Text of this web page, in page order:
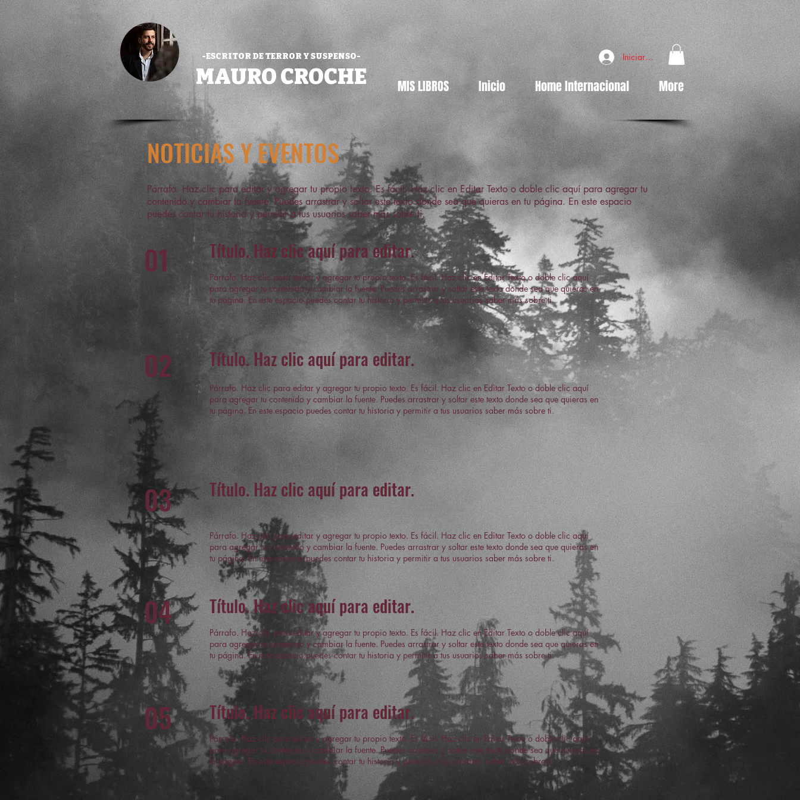
-ESCRITOR DE TERROR Y SUSPENSO-
MAURO CROCHE MIS LIBROS Inicio Home Internacional More
Iniciar sesión
NOTICIAS Y EVENTOS
Párrafo. Haz clic para editar y agregar tu propio texto. Es fácil. Haz clic en Editar Texto o doble clic aquí para agregar tu
contenido y cambiar la fuente. Puedes arrastrar y soltar este texto donde sea que quieras en tu página. En este espacio
puedes contar tu historia y permitir a tus usuarios saber más sobre ti.
01 Título. Haz clic aquí para editar.
Párrafo. Haz clic para editar y agregar tu propio texto. Es fácil. Haz clic en Editar Texto o doble clic aquí
para agregar tu contenido y cambiar la fuente. Puedes arrastrar y soltar este texto donde sea que quieras en
tu página. En este espacio puedes contar tu historia y permitir a tus usuarios saber más sobre ti.
02 Título. Haz clic aquí para editar.
Párrafo. Haz clic para editar y agregar tu propio texto. Es fácil. Haz clic en Editar Texto o doble clic aquí
para agregar tu contenido y cambiar la fuente. Puedes arrastrar y soltar este texto donde sea que quieras en
tu página. En este espacio puedes contar tu historia y permitir a tus usuarios saber más sobre ti.
03 Título. Haz clic aquí para editar.
Párrafo. Haz clic para editar y agregar tu propio texto. Es fácil. Haz clic en Editar Texto o doble clic aquí
para agregar tu contenido y cambiar la fuente. Puedes arrastrar y soltar este texto donde sea que quieras en
tu página. En este espacio puedes contar tu historia y permitir a tus usuarios saber más sobre ti.
04 Título. Haz clic aquí para editar.
Párrafo. Haz clic para editar y agregar tu propio texto. Es fácil. Haz clic en Editar Texto o doble clic aquí
para agregar tu contenido y cambiar la fuente. Puedes arrastrar y soltar este texto donde sea que quieras en
tu página. En este espacio puedes contar tu historia y permitir a tus usuarios saber más sobre ti.
05 Título. Haz clic aquí para editar.
Párrafo. Haz clic para editar y agregar tu propio texto. Es fácil. Haz clic en Editar Texto o doble clic aquí
para agregar tu contenido y cambiar la fuente. Puedes arrastrar y soltar este texto donde sea que quieras en
tu página. En este espacio puedes contar tu historia y permitir a tus usuarios saber más sobre ti.